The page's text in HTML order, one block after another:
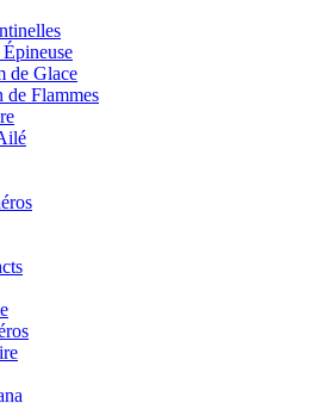
de Glace
de Flammes